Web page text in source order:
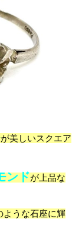
が美しいスクエア
ンドが上品な
ような石座に輝